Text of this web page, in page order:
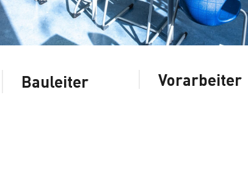
Bauleiter Vorarbeiter